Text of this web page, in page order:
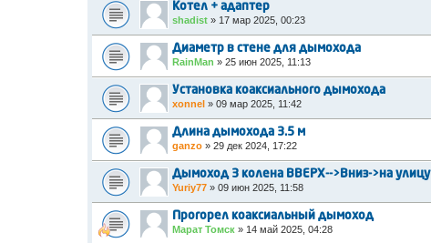
Котел + адаптер
shadist » 17 мар 2025, 00:23
Диаметр в стене для дымохода
RainMan » 25 июн 2025, 11:13
Установка коаксиального дымохода
xonnel » 09 мар 2025, 11:42
Длина дымохода 3.5 м
ganzo » 29 дек 2024, 17:22
Дымоход 3 колена ВВЕРХ-->Вниз->на улицу
Yuriy77 » 09 июн 2025, 11:58
Прогорел коаксиальный дымоход
Марат Томск » 14 май 2025, 04:28